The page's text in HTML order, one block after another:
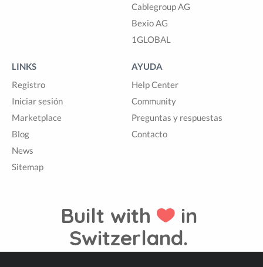
Cablegroup AG
Bexio AG
1GLOBAL
LINKS
Registro
Iniciar sesión
Marketplace
Blog
News
Sitemap
AYUDA
Help Center
Community
Preguntas y respuestas
Contacto
Built with
in
Switzerland.